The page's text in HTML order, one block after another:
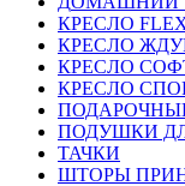
КРЕСЛО
КРЕСЛО
КРЕСЛО
КРЕСЛО
ПОДУШКИ
ТАЧКИ
ШТОРЫ